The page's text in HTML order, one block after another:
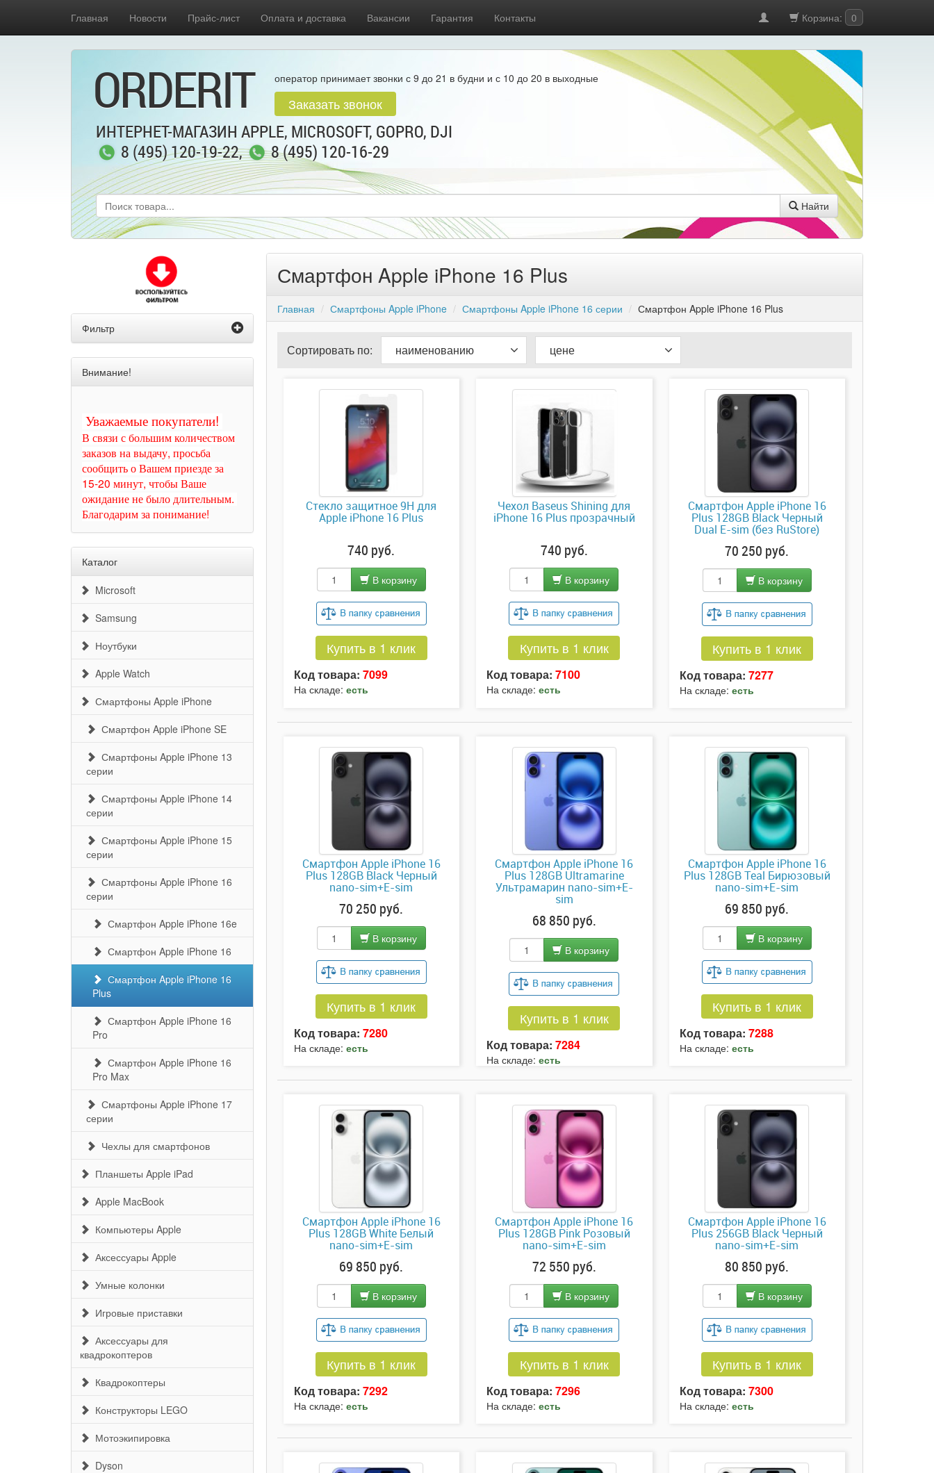
Главная Новости Прайс-лист Оплата и доставка Вакансии Гарантия Контакты Корзина: 0
ORDERIT оператор принимает звонки с 9 до 21 в будни и с 10 до 20 в выходные
Заказать звонок
ИНТЕРНЕТ-МАГАЗИН APPLE, MICROSOFT, GOPRO, DJI
8 (495) 120-19-22, 8 (495) 120-16-29
Найти
Фильтр
Внимание!
Уважаемые покупатели!
В связи с большим количеством
заказов на выдачу, просьба
сообщить о Вашем приезде за
15-20 минут, чтобы Ваше
ожидание не было длительным.
Благодарим за понимание!
Каталог
Microsoft
Samsung
Ноутбуки
Apple Watch
Смартфоны Apple iPhone
Смартфон Apple iPhone SE
Смартфоны Apple iPhone 13
серии
Смартфоны Apple iPhone 14
серии
Смартфоны Apple iPhone 15
серии
Смартфоны Apple iPhone 16
серии
Смартфон Apple iPhone 16e
Смартфон Apple iPhone 16
Смартфон Apple iPhone 16
Plus
Смартфон Apple iPhone 16
Pro
Смартфон Apple iPhone 16
Pro Max
Смартфоны Apple iPhone 17
серии
Чехлы для смартфонов
Планшеты Apple iPad
Apple MacBook
Компьютеры Apple
Аксессуары Apple
Умные колонки
Игровые приставки
Аксессуары для
квадрокоптеров
Квадрокоптеры
Конструкторы LEGO
Мотоэкипировка
Dyson
Смартфон Apple iPhone 16 Plus
Главная Смартфоны Apple iPhone Смартфоны Apple iPhone 16 серии Смартфон Apple iPhone 16 Plus
Сортировать по: наименованию цене
Стекло защитное 9H для
Apple iPhone 16 Plus
740 руб.
В корзину
Купить в 1 клик
Код товара: 7099
На складе: есть
Чехол Baseus Shining для
iPhone 16 Plus прозрачный
740 руб.
В корзину
Купить в 1 клик
Код товара:7100
На складе:есть
Смартфон Apple iPhone 16
Plus 128GB Black Черный
Dual E-sim (без RuStore)
70 250 руб.
В корзину
Купить в 1 клик
Код товара: 7277
На складе: есть
Смартфон Apple iPhone 16
Plus 128GB Black Черный
nano-sim+E-sim
70 250 руб.
В корзину
Купить в 1 клик
Код товара: 7280
На складе: есть
Смартфон Apple iPhone 16
Plus 128GB Ultramarine
Ультрамарин nano-sim+E-
sim
68 850 руб.
В корзину
Купить в 1 клик
Код товара:7284
На складе:есть
Смартфон Apple iPhone 16
Plus 128GB Teal Бирюзовый
nano-sim+E-sim
69 850 руб.
В корзину
Купить в 1 клик
Код товара: 7288
На складе: есть
Смартфон Apple iPhone 16
Plus 128GB White Белый
nano-sim+E-sim
69 850 руб.
В корзину
Купить в 1 клик
Код товара: 7292
На складе: есть
Смартфон Apple iPhone 16
Plus 128GB Pink Розовый
nano-sim+E-sim
72 550 руб.
В корзину
Купить в 1 клик
Код товара:7296
На складе:есть
Смартфон Apple iPhone 16
Plus 256GB Black Черный
nano-sim+E-sim
80 850 руб.
В корзину
Купить в 1 клик
Код товара: 7300
На складе: есть